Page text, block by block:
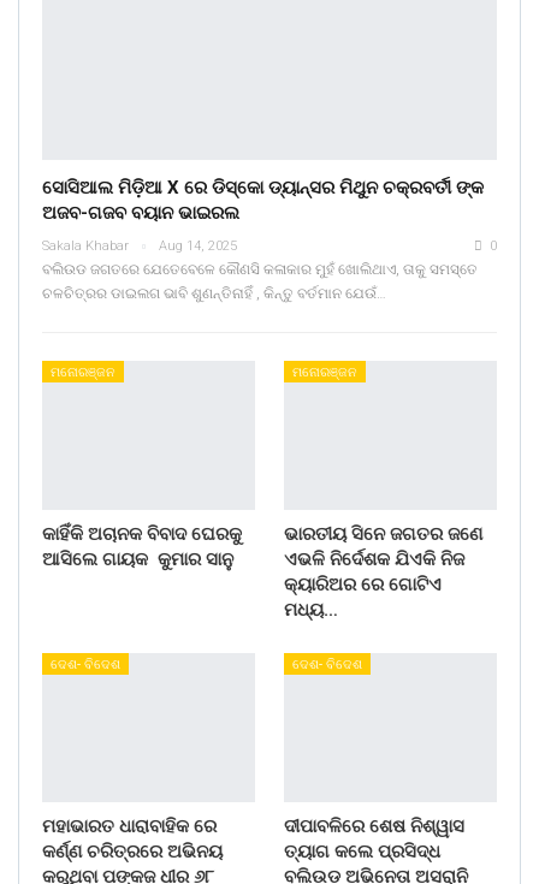
ସୋସିଆଲ ମିଡ଼ିଆ X ରେ ଡିସ୍କୋ ଡ୍ୟାନ୍ସର ମିଥୁନ ଚକ୍ରବର୍ତୀ ଙ୍କ
ଅଜବ-ଗଜବ ବୟାନ ଭାଇରଲ
Sakala Khabar Aug 14, 2025 0
ବଲିଉଡ ଜଗତରେ ଯେତେବେଳେ କୌଣସି କଳାକାର ମୁହଁ ଖୋଲିଥାଏ, ତାକୁ ସମସ୍ତେ
ଚଳଚିତ୍ରର ଡାଇଲଗ ଭାବି ଶୁଣନ୍ତିନାହିଁ , କିନ୍ତୁ ବର୍ତମାନ ଯେଉଁ…
ମନୋରଞ୍ଜନ
କାହିଁକି ଅଚାନକ ବିବାଦ ଘେରକୁ
ଆସିଲେ ଗାୟକ କୁମାର ସାନୁ
ମନୋରଞ୍ଜନ
ଭାରତୀୟ ସିନେ ଜଗତର ଜଣେ
ଏଭଳି ନିର୍ଦେଶକ ଯିଏକି ନିଜ
କ୍ୟାରିଅର ରେ ଗୋଟିଏ
ମଧ୍ୟ…
ଦେଶ- ବିଦେଶ
ମହାଭାରତ ଧାରାବାହିକ ରେ
କର୍ଣ୍ଣ ଚରିତ୍ରରେ ଅଭିନୟ
କରୁଥିବା ପଙ୍କଜ ଧୀର ୬୮
ଦେଶ- ବିଦେଶ
ଦୀପାବଳିରେ ଶେଷ ନିଶ୍ୱାସ
ତ୍ୟାଗ କଲେ ପ୍ରସିଦ୍ଧ
ବଲିଉଡ ଅଭିନେତା ଅସରାନି